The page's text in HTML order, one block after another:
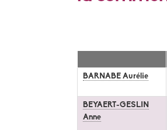
BARNABE Aurélie
BEYAERT-GESLIN
Anne